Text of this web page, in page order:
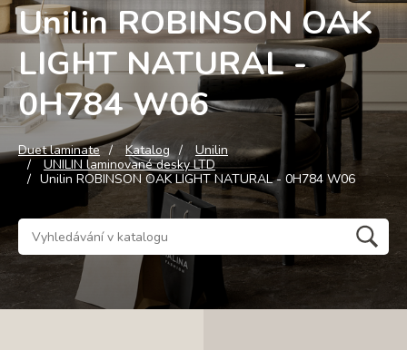
Unilin ROBINSON OAK
LIGHT NATURAL -
0H784 W06
Duet laminate Katalog
Unilin
UNILIN laminované desky LTD
Unilin ROBINSON OAK LIGHT NATURAL - 0H784 W06